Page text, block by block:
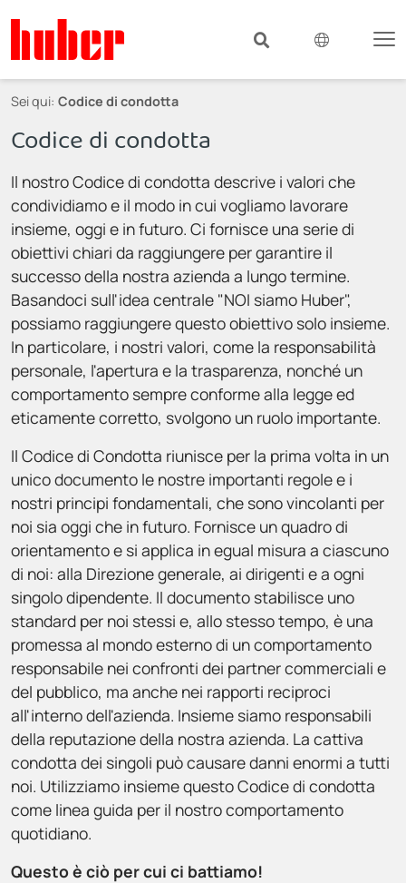
Sei qui: Codice di condotta
Codice di condotta
Il nostro Codice di condotta descrive i valori che
condividiamo e il modo in cui vogliamo lavorare
insieme, oggi e in futuro. Ci fornisce una serie di
obiettivi chiari da raggiungere per garantire il
successo della nostra azienda a lungo termine.
Basandoci sull'idea centrale "NOI siamo Huber",
possiamo raggiungere questo obiettivo solo insieme.
In particolare, i nostri valori, come la responsabilità
personale, l'apertura e la trasparenza, nonché un
comportamento sempre conforme alla legge ed
eticamente corretto, svolgono un ruolo importante.
Il Codice di Condotta riunisce per la prima volta in un
unico documento le nostre importanti regole e i
nostri principi fondamentali, che sono vincolanti per
noi sia oggi che in futuro. Fornisce un quadro di
orientamento e si applica in egual misura a ciascuno
di noi: alla Direzione generale, ai dirigenti e a ogni
singolo dipendente. Il documento stabilisce uno
standard per noi stessi e, allo stesso tempo, è una
promessa al mondo esterno di un comportamento
responsabile nei confronti dei partner commerciali e
del pubblico, ma anche nei rapporti reciproci
all'interno dell'azienda. Insieme siamo responsabili
della reputazione della nostra azienda. La cattiva
condotta dei singoli può causare danni enormi a tutti
noi. Utilizziamo insieme questo Codice di condotta
come linea guida per il nostro comportamento
quotidiano.
Questo è ciò per cui ci battiamo!